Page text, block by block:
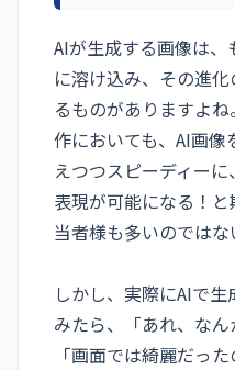
AIが生成する画像は
に溶け込み、その進
るものがありますよ
作においても、AI画
えつつスピーディー
表現が可能になる！
当者様も多いのではな
しかし、実際にAIで
みたら、「あれ、な
「画面では綺麗だっ